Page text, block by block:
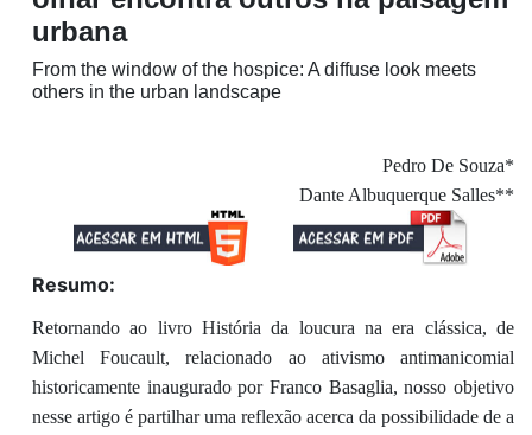
urbana
From the window of the hospice: A diffuse look meets
others in the urban landscape
Pedro De Souza*
Dante Albuquerque Salles**
Resumo:
Retornando ao livro História da loucura na era clássica, de
Michel Foucault, relacionado ao ativismo antimanicomial
historicamente inaugurado por Franco Basaglia, nosso objetivo
nesse artigo é partilhar uma reflexão acerca da possibilidade de a